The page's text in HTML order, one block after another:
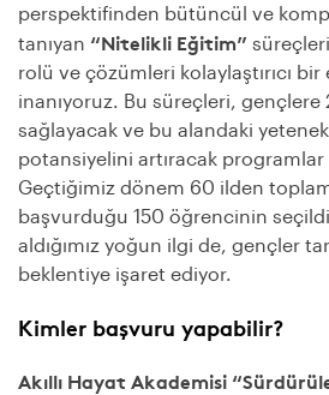
perspektifinden bütüncül ve
tanıyan “Nitelikli Eğitim”
rolü ve çözümleri kolaylaştırıcı bir
inanıyoruz. Bu süreçleri, gençlere
sağlayacak ve bu alandaki
potansiyelini artıracak programlar
Geçtiğimiz dönem 60 ilden
başvurduğu 150 öğrencinin
aldığımız yoğun ilgi de, gençler
beklentiye işaret ediyor.
Kimler başvuru yapabilir?
Akıllı Hayat Akademisi